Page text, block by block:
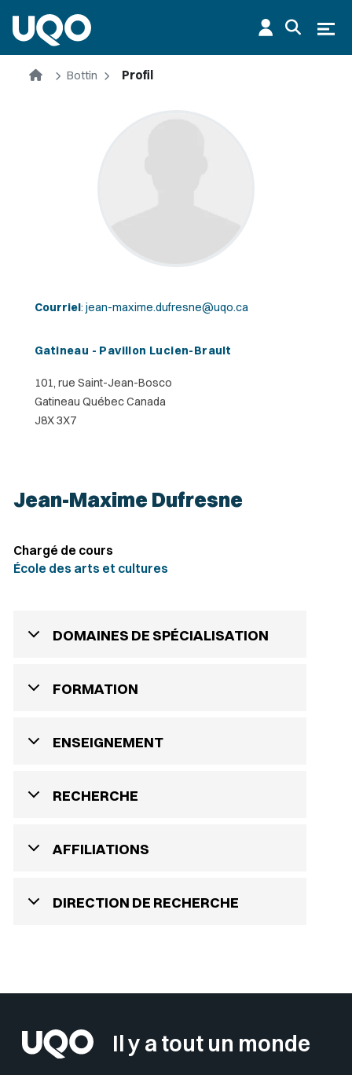
AccueilBottin Profil
Courriel: jean-maxime.dufresne@uqo.ca
Gatineau - Pavillon Lucien-Brault
101, rue Saint-Jean-Bosco
Gatineau Québec Canada
J8X 3X7
Jean-Maxime Dufresne
Chargé de cours
École des arts et cultures
DOMAINES DE SPÉCIALISATION
FORMATION
ENSEIGNEMENT
RECHERCHE
AFFILIATIONS
DIRECTION DE RECHERCHE
Il y a tout un monde